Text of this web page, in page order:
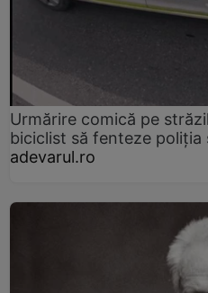
Urmărire comică pe
biciclist să fenteze poliția
adevarul.ro